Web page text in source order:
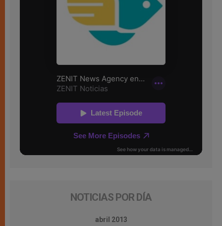
NOTICIAS POR DÍA
abril 2013